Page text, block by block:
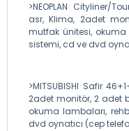
>NEOPLAN Cityliner/
asr, Klima, 2adet
mutfak ünitesi, okuma
sistemi, cd ve dvd
>MITSUBISHI Safir
2adet monitör, 2 adet
okuma lambaları,
dvd oynatıcı (cep